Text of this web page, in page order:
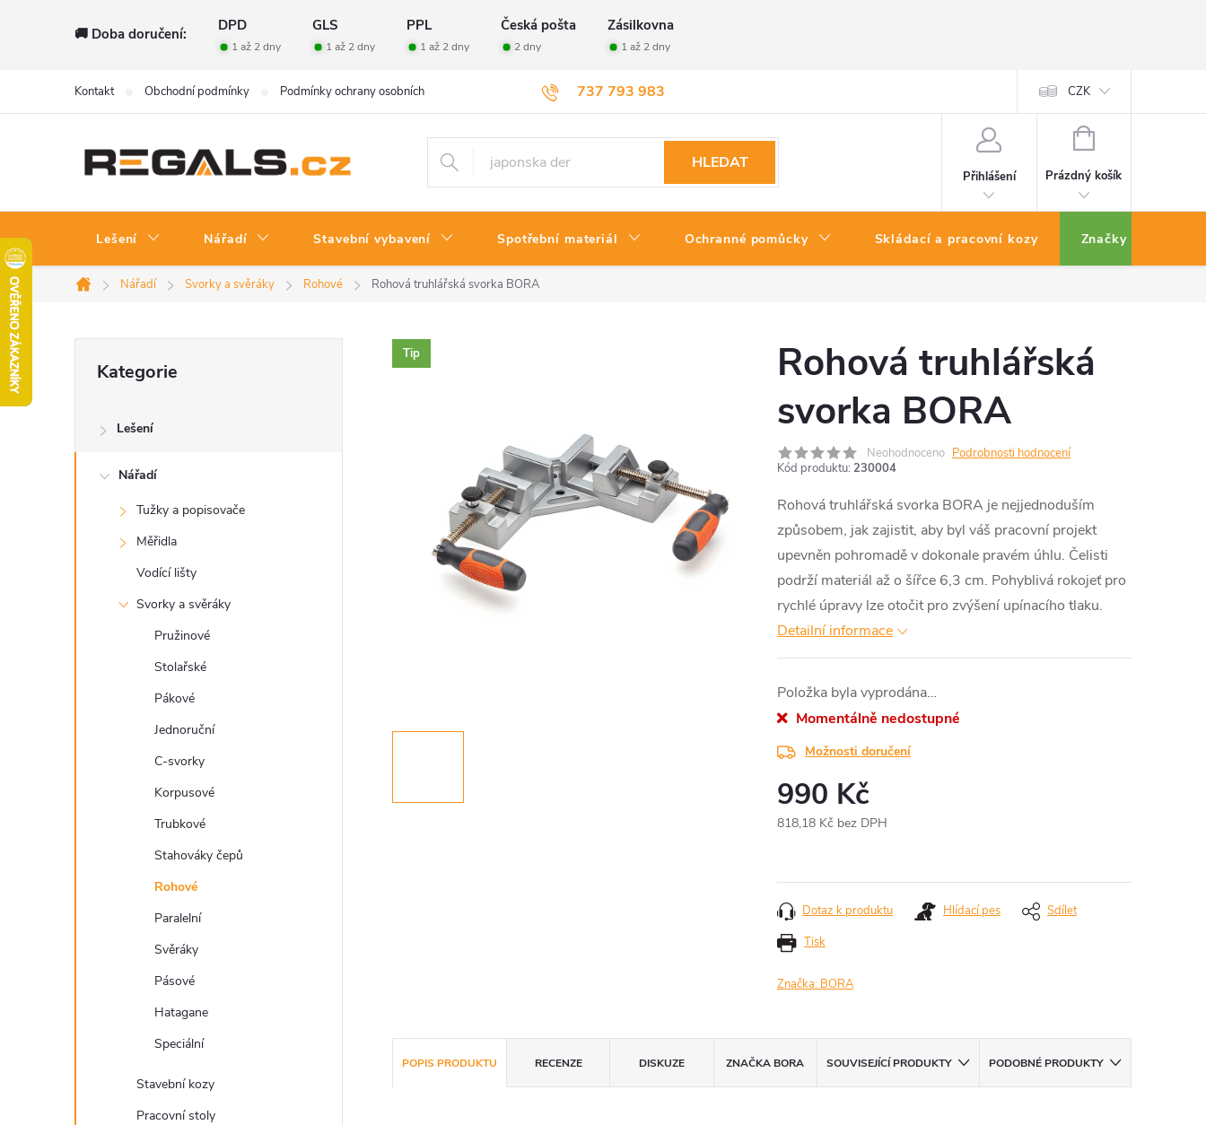
🚚 Doba doručení: DPD GLS PPL Česká pošta Zásilkovna
1 až 2 dny 1 až 2 dny 1 až 2 dny 2 dny 1 až 2 dny
737 793 983
Kontakt Obchodní podmínky Podmínky ochrany osobních údajů Velkoobchod Vrácení zboží CZK
HLEDAT
Přihlášení
NÁKUPNÍ
Prázdný košík
Lešení Nářadí Stavební vybavení Spotřební materiál Ochranné pomůcky Skládací a pracovní kozy Značky
Domů
Nářadí Svorky a svěráky Rohové Rohová truhlářská svorka BORA
s
kategorie
Kategorie
Lešení
Nářadí
Tužky a popisovače
Měřidla
Vodící lišty
Svorky a svěráky
Pružinové
Stolařské
Pákové
Jednoruční
C-svorky
Korpusové
Trubkové
Stahováky čepů
Rohové
Paralelní
Svěráky
Pásové
Hatagane
Speciální
Stavební kozy
Pracovní stoly
Tip
Rohová truhlářská
svorka BORA
Neohodnoceno Podrobnosti hodnocení
Kód produktu: 230004
Rohová truhlářská svorka BORA je nejjednoduším
způsobem, jak zajistit, aby byl váš pracovní projekt
upevněn pohromadě v dokonale pravém úhlu. Čelisti
podrží materiál až o šířce 6,3 cm. Pohyblivá rokojeť pro
rychlé úpravy lze otočit pro zvýšení upínacího tlaku.
Detailní informace
Položka byla vyprodána…
Momentálně nedostupné
Možnosti doručení
990 Kč
818,18 Kč bez DPH
Tisk
Dotaz k produktu Hlídací pes Sdílet
Značka: BORA
POPIS PRODUKTU RECENZE DISKUZE ZNAČKA BORA SOUVISEJÍCÍ PRODUKTY PODOBNÉ PRODUKTY